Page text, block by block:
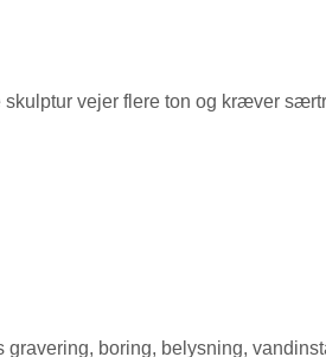
vejer flere ton og kræver
boring, belysning,